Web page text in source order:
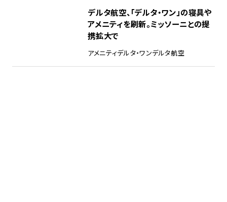
デルタ航空、「デルタ・ワン」の寝具や
アメニティを刷新。ミッソーニとの提
携拡大で
アメニティデルタ・ワンデルタ航空